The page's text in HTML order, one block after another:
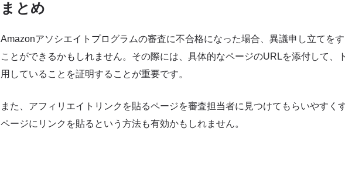
まとめ
Amazonアソシエイトプログラムの審査に不合格になった場合、異議申し立てを
ことができるかもしれません。その際には、具体的なページのURLを添付して、
用していることを証明することが重要です。
また、アフィリエイトリンクを貼るページを審査担当者に見つけてもらいやすく
ページにリンクを貼るという方法も有効かもしれません。